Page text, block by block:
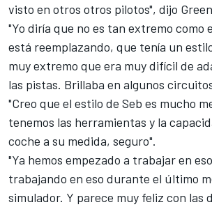
visto en otros otros pilotos", dijo
"Yo diría que no es tan extremo como
está reemplazando, que tenía un
muy extremo que era muy difícil de
las pistas. Brillaba en algunos
"Creo que el estilo de Seb es mucho
tenemos las herramientas y la
coche a su medida, seguro".
"Ya hemos empezado a trabajar en
trabajando en eso durante el último
simulador. Y parece muy feliz con las